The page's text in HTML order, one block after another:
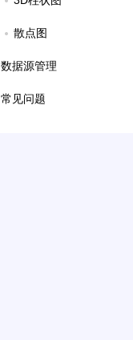
散点图
数据源管理
常见问题